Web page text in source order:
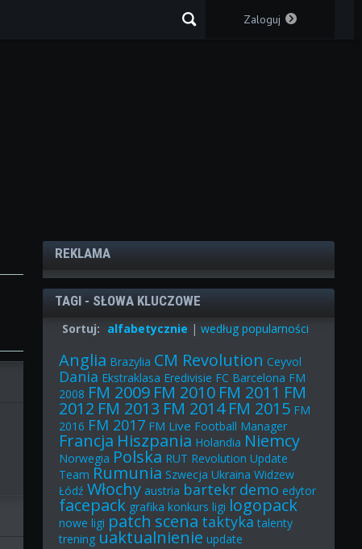
Zaloguj
REKLAMA
TAGI - SŁOWA KLUCZOWE
Sortuj: alfabetycznie |według popularności
Anglia Brazylia CM Revolution Ceyvol
Dania Ekstraklasa Eredivisie FC Barcelona FM
2008 FM 2009 FM 2010 FM 2011 FM
2012 FM 2013 FM 2014 FM 2015 FM
2016 FM 2017 FM Live Football Manager
Francja Hiszpania Holandia Niemcy
Norwegia Polska RUT Revolution Update
Team Rumunia Szwecja Ukraina Widzew
Łódź Włochy austria bartekr demo edytor
facepack grafika konkurs ligi logopack
nowe ligi patch scena taktyka talenty
trening uaktualnienie update